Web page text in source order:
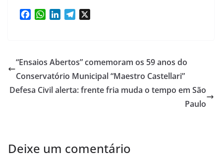
b
o
o
k
W
s
A
p
p
e
d
I
n
g
r
a
m
“Ensaios Abertos” comemoram os 59 anos do
Conservatório Municipal “Maestro Castellari”
Defesa Civil alerta: frente fria muda o tempo em São
Paulo
Deixe um comentário